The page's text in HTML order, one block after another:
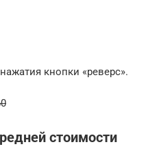
кнопки «реверс».
стоимости